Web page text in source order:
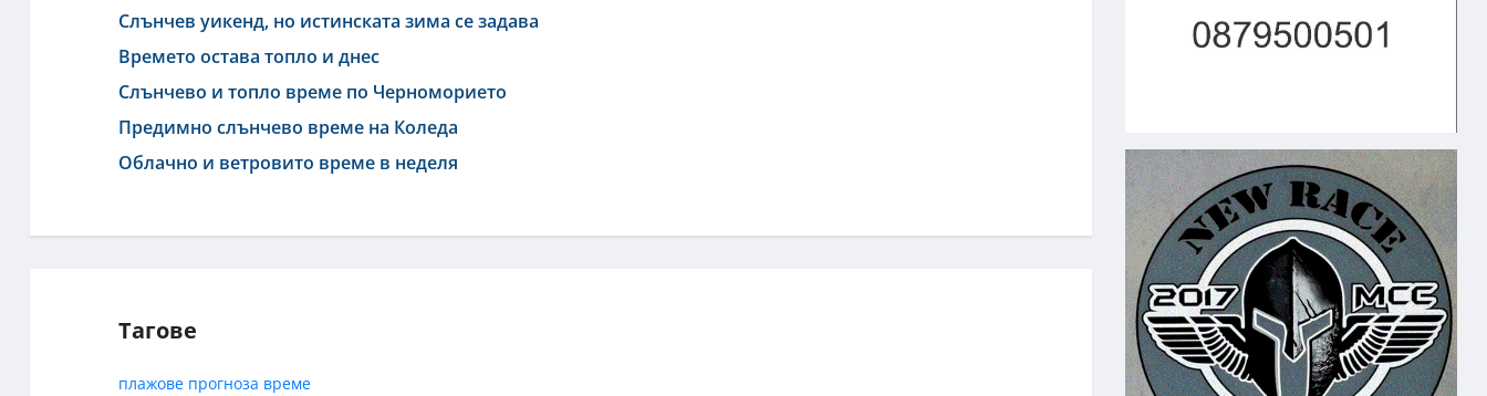
Слънчев уикенд, но истинската зима се задава
Времето остава топло и днес
Слънчево и топло време по Черноморието
Предимно слънчево време на Коледа
Облачно и ветровито време в неделя
Тагове
плажове прогноза време